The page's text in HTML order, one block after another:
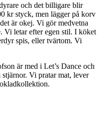
och det billigare blir
kr styck, men lägger på korv
är okej. Vi gör medvetna
Vi letar efter egen stil. I köket
spis, eller tvärtom. Vi
är med i Let’s Dance och
Vi pratar mat, lever